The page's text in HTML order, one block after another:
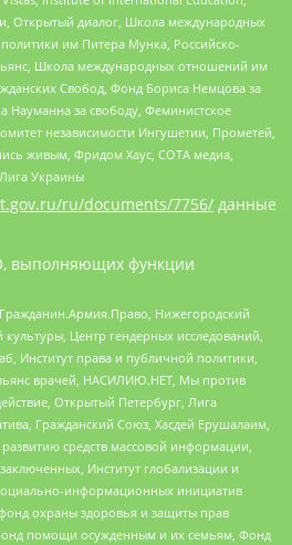
Открытый диалог, Школа международных
им Питера Мунка, Российско-
Школа международных отношений им
Свобод, Фонд Бориса Немцова за
за свободу, Феминистское
независимости Ингушетии, Прометей,
живым, Фридом Хаус, СОТА медиа,
Украины
ru/documents/7756/ данные
выполняющих функции
Нижегородский
Центр гендерных исследований,
Институт права и публичной политики,
врачей, НАСИЛИЮ.НЕТ, Мы против
Открытый Петербург, Лига
Гражданский Союз, Хасдей Ерушалаим,
средств массовой информации,
Институт глобализации и
информационных инициатив
охраны здоровья и защиты прав
помощи осужденным и их семьям, Фонд